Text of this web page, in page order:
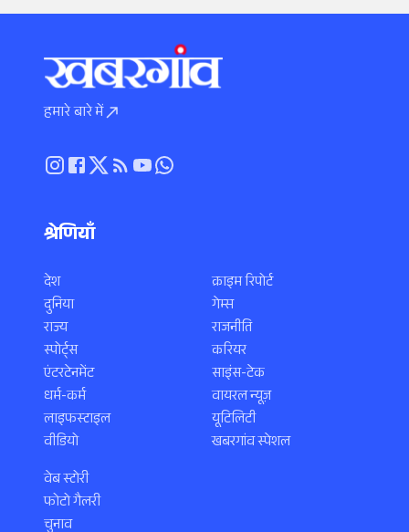
हमारे बारे में
श्रेणियाँ
देश
दुनिया
राज्य
स्पोर्ट्स
एंटरटेनमेंट
धर्म-कर्म
लाइफस्टाइल
वीडियो
क्राइम रिपोर्ट
गेम्स
राजनीति
करियर
साइंस-टेक
वायरल न्यूज़
यूटिलिटी
खबरगांव स्पेशल
वेब स्टोरी
फोटो गैलरी
चुनाव